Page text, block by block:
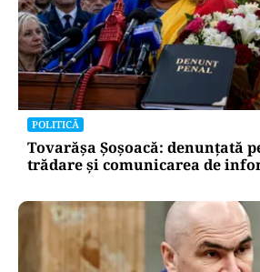
POLITICĂ
Tovarășa Șoșoacă: denunțată
trădare și comunicarea de